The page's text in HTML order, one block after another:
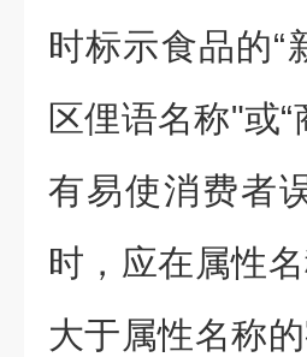
时标示食品的“
区俚语名称"或
有易使消费者
时，应在属性
大于属性名称